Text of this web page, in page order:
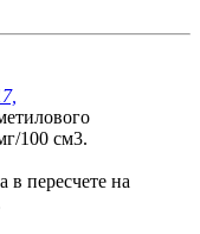
100 см3.
в пересчете на